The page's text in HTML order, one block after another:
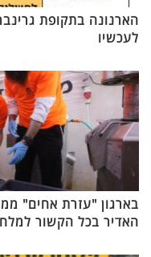
לעכשיו
בארגון "עזרת אחים"
האדיר בכל הקשור